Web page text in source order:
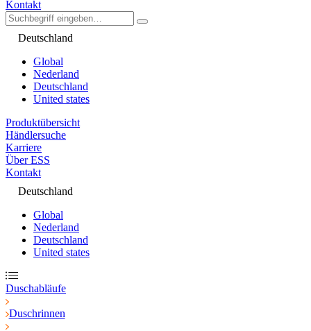
Kontakt
Deutschland
Global
Nederland
Deutschland
United states
Produktübersicht
Händlersuche
Karriere
Über ESS
Kontakt
Deutschland
Global
Nederland
Deutschland
United states
Duschabläufe
Duschrinnen